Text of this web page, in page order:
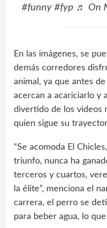
#funny #fyp ♬ On
En las imágenes, se
demás corredores
animal, ya que antes
acercan a acariciarlo y
divertido de los videos
quien sigue su
“Se acomoda El
triunfo, nunca ha
terceros y cuartos,
la élite”, menciona el
carrera, el perro se
para beber agua, lo